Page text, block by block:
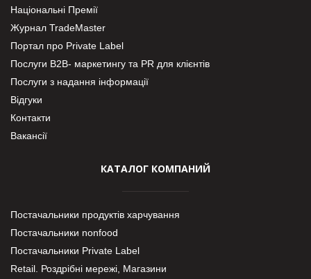
Національні Премії
Журнал TradeMaster
Портал про Private Label
Послуги В2В- маркетингу та PR для клієнтів
Послуги з надання інформації
Відгуки
Контакти
Вакансії
КАТАЛОГ КОМПАНИЙ
Постачальники продуктів харчування
Постачальники nonfood
Постачальники Private Label
Retail. Роздрібні мережі, Магазини